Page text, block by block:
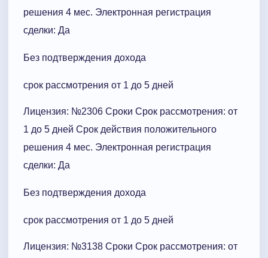
решения 4 мес. Электронная регистрация
сделки: Да
Без подтверждения дохода
срок рассмотрения от 1 до 5 дней
Лицензия: №2306 Сроки Cрок рассмотрения: от
1 до 5 дней Срок действия положительного
решения 4 мес. Электронная регистрация
сделки: Да
Без подтверждения дохода
срок рассмотрения от 1 до 5 дней
Лицензия: №3138 Сроки Cрок рассмотрения: от